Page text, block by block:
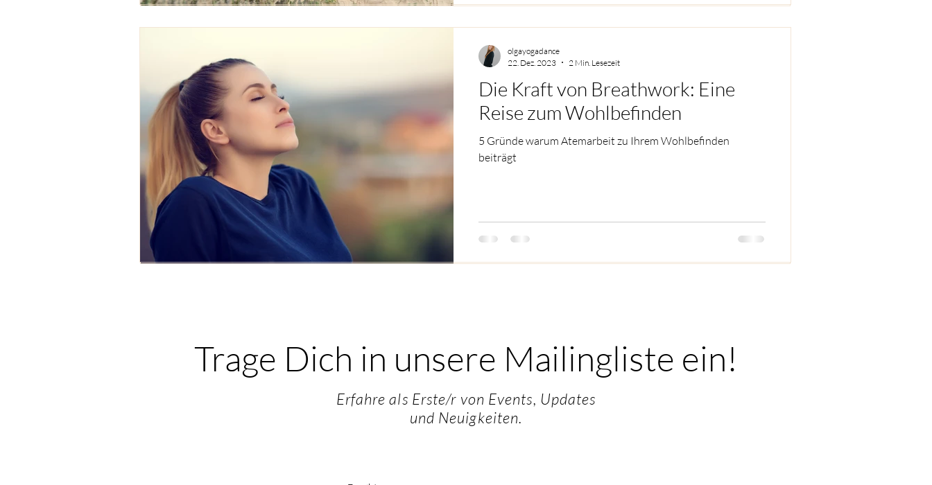
Die Kraft von Breathwork: Eine
Reise zum Wohlbefinden
5 Gründe warum Atemarbeit zu Ihrem Wohlbefinden
beiträgt
olgayogadance
22. Dez. 2023
2 Min. Lesezeit
Die Kraft von Breathwork: Eine
Reise zum Wohlbefinden
5 Gründe warum Atemarbeit zu Ihrem Wohlbefinden
beiträgt
olgayogadance
22. Dez. 2023
2 Min. Lesezeit
Trage Dich in unsere Mailingliste ein!
Erfahre als Erste/r von Events, Updates
und Neuigkeiten.